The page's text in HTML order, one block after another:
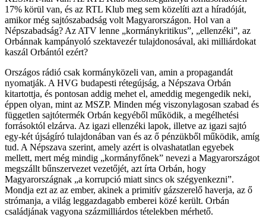
17% körül van, és az RTL Klub meg sem közelíti azt a híradóját,
amikor még sajtószabadság volt Magyarországon. Hol van a
Népszabadság? Az ATV lenne „kormánykritikus”, „ellenzéki”, az
Orbánnak kampányoló szektavezér tulajdonosával, aki milliárdokat
kaszál Orbántól ezért?
Országos rádió csak kormányközeli van, amin a propagandát
nyomatják. A HVG budapesti rétegújság, a Népszava Orbán
kitartottja, és pontosan addig mehet el, ameddig megengedik neki,
éppen olyan, mint az MSZP. Minden még viszonylagosan szabad és
független sajtótermék Orbán kegyéből működik, a megélhetési
forrásoktól elzárva. Az igazi ellenzéki lapok, illetve az igazi sajtó
egy-két újságíró tulajdonában van és az ő pénzükből működik, amíg
tud. A Népszava szerint, amely azért is olvashatatlan egyebek
mellett, mert még mindig „kormányfőnek” nevezi a Magyarországot
megszállt bűnszervezet vezetőjét, azt írta Orbán, hogy
Magyarországnak „a korrupció miatt sincs ok szégyenkezni”.
Mondja ezt az az ember, akinek a primitív gázszerelő haverja, az ő
strómanja, a világ leggazdagabb emberei közé került. Orbán
családjának vagyona százmilliárdos tételekben mérhető.